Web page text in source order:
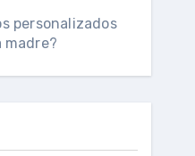
personalizados
madre?